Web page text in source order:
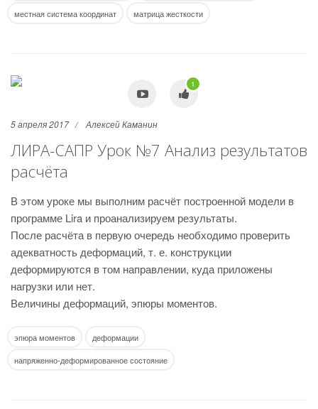
местная система координат
матрица жесткости
1
5 апреля 2017 Алексей Каманин
ЛИРА-САПР Урок №7 Анализ результатов
расчёта
В этом уроке мы выполним расчёт построенной модели в
программе Lira и проанализируем результаты.
После расчёта в первую очередь необходимо проверить
адекватность деформаций, т. е. конструкции
деформируются в том направлении, куда приложены
нагрузки или нет.
Величины деформаций, эпюры моментов.
эпюра моментов
деформации
напряженно-деформированное состояние